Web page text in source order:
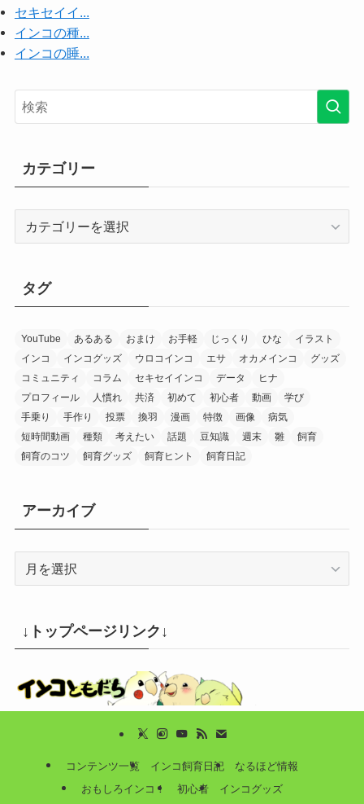
セキセイイ...
インコの種...
インコの睡...
カテゴリー
ー
タグ
YouTube あるある おまけ お手軽 じっくり ひな
イラスト
インコ
インコグッズ ウロコインコ エサ オカメインコ
グッズ
コミュニティ
コラム セキセイインコ データ
ヒナ
プロフィール
人慣れ 共済 初めて 初心者 動画
学び
手乗り
手作り 投票 換羽 漫画 特徴 画像
病気
短時間動画
種類 考えたい 話題 豆知識 週末 雛
飼育
飼育のコツ
飼育グッズ 飼育ヒント 飼育日記
アーカイブ
↓トップページリンク↓
コンテンツ一覧 インコ飼育日記
なるほど情報
おもしろインコ！
初心者 インコグッズ